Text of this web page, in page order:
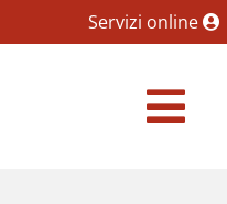
pagina
Servizi online
d'Italia